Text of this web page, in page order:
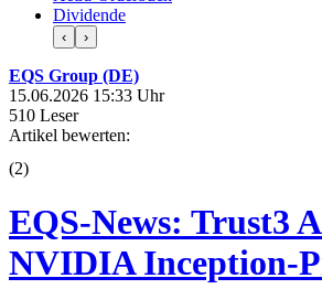
Dividende
‹ ›
EQS Group (DE)
15.06.2026 15:33 Uhr
510 Leser
Artikel bewerten:
(2)
EQS-News: Trust3
NVIDIA Inception-